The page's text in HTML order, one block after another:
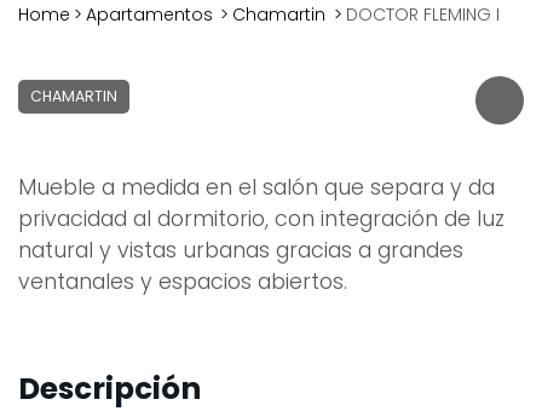
Home > Apartamentos > Chamartin > DOCTOR FLEMING I
CHAMARTIN
Mueble a medida en el salón que separa y da
privacidad al dormitorio, con integración de luz
natural y vistas urbanas gracias a grandes
ventanales y espacios abiertos.
Descripción